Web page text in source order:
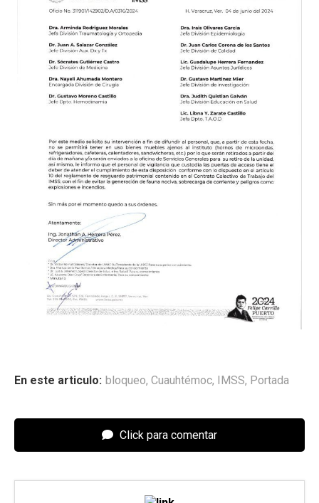
En este articulo: bloqueo, Cuauhtémoc, IMSS, Portada
Click para comentar